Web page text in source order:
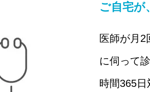
ご自宅が
医師が月2
に伺って
時間365日